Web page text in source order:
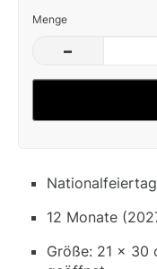
Menge
–
12 Monate
Größe: 21 x 30